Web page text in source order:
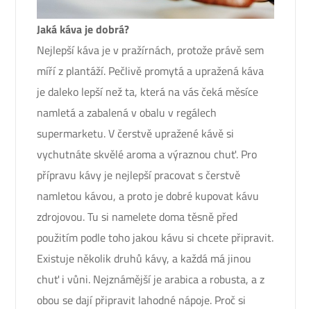
Jaká káva je dobrá?
Nejlepší káva je v pražírnách, protože právě sem
míří z plantáží. Pečlivě promytá a upražená káva
je daleko lepší než ta, která na vás čeká měsíce
namletá a zabalená v obalu v regálech
supermarketu. V čerstvě upražené kávě si
vychutnáte skvělé aroma a výraznou chuť. Pro
přípravu kávy je nejlepší pracovat s čerstvě
namletou kávou, a proto je dobré kupovat kávu
zdrojovou. Tu si namelete doma těsně před
použitím podle toho jakou kávu si chcete připravit.
Existuje několik druhů kávy, a každá má jinou
chuť i vůni. Nejznámější je arabica a robusta, a z
obou se dají připravit lahodné nápoje. Proč si